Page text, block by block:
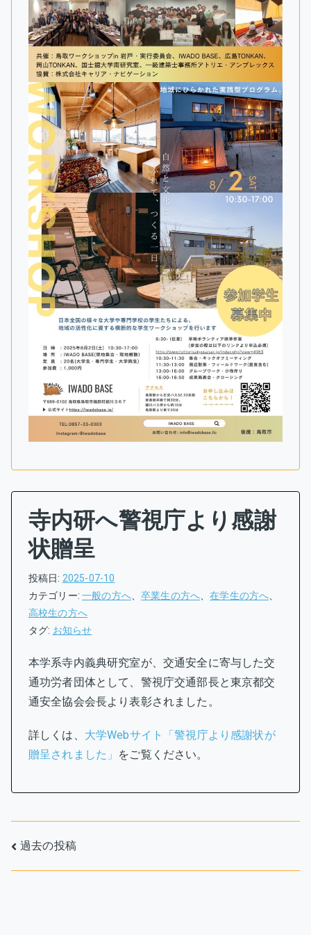
寺内研へ警視庁より感謝
状贈呈
投稿日: 2025-07-10
カテゴリー:一般の方へ、卒業生の方へ、在学生の方へ、
高校生の方へ
タグ: お知らせ
本学系寺内義典研究室が、交通安全に寄与した交
通功労者団体として、警視庁交通部長と東京都交
通安全協会会長より表彰されました。
詳しくは、 大学Webサイト「警視庁より感謝状が
贈呈されました」 をご覧ください。
投
稿
過去の投稿